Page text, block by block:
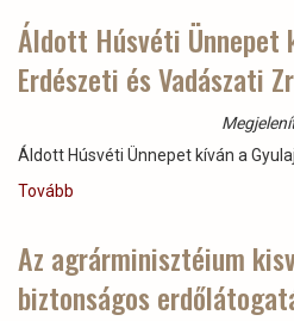
Áldott Húsvéti Ünnepet
Erdészeti és Vadászati
Áldott Húsvéti Ünnepet kíván a
Tovább
kíván
Gyulaj
Az agrárminisztéium
biztonságos